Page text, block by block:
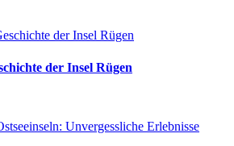
der Insel Rügen